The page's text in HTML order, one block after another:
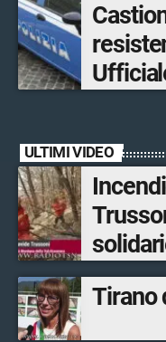
ULTIMI VIDEO
Tirano